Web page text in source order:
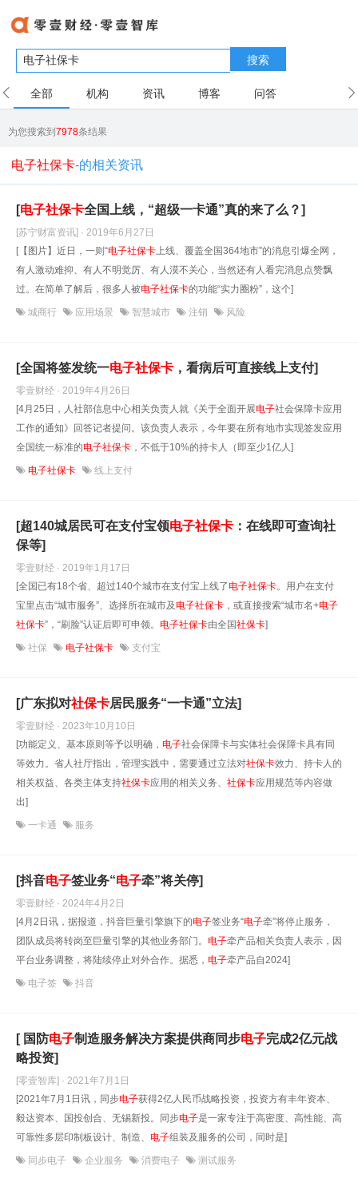
搜索
全部 机构 资讯 博客 问答
为您搜索到7978条结果
电子社保卡-的相关资讯
[电子社保卡全国上线，“超级一卡通”真的来了么？]
[苏宁财富资讯] · 2019年6月27日
[【图片】近日，一则“电子社保卡上线、覆盖全国364地市”的消息引爆全网，
有人激动难抑、有人不明觉厉、有人漠不关心，当然还有人看完消息点赞飘
过。在简单了解后，很多人被电子社保卡的功能“实力圈粉”，这个]
城商行 应用场景 智慧城市 注销 风险
[全国将签发统一电子社保卡 ，看病后可直接线上支付]
零壹财经 · 2019年4月26日
[4月25日，人社部信息中心相关负责人就《关于全面开展电子社会保障卡应用
工作的通知》回答记者提问。该负责人表示，今年要在所有地市实现签发应用
全国统一标准的电子社保卡 ，不低于10%的持卡人（即至少1亿人]
电子社保卡 线上支付
[超140城居民可在支付宝领电子社保卡 ：在线即可查询社
保等]
零壹财经 · 2019年1月17日
[全国已有18个省、超过140个城市在支付宝上线了电子社保卡。用户在支付
宝里点击“城市服务”、选择所在城市及电子社保卡 ，或直接搜索“城市名+电子
社保卡”，“刷脸”认证后即可申领。 电子社保卡由全国社保卡]
社保 电子社保卡 支付宝
[广东拟对社保卡居民服务“一卡通”立法]
零壹财经 · 2023年10月10日
[功能定义、基本原则等予以明确， 电子社会保障卡与实体社会保障卡具有同
等效力。省人社厅指出，管理实践中，需要通过立法对社保卡效力、持卡人的
相关权益、各类主体支持社保卡应用的相关义务、 社保卡应用规范等内容做
出]
一卡通 服务
[抖音电子签业务“电子牵”将关停]
零壹财经 · 2024年4月2日
[4月2日讯，据报道，抖音巨量引擎旗下的电子签业务“电子牵”将停止服务，
团队成员将转岗至巨量引擎的其他业务部门。 电子牵产品相关负责人表示，因
平台业务调整，将陆续停止对外合作。据悉， 电子牵产品自2024]
电子签 抖音
[ 国防电子制造服务解决方案提供商同步电子完成2亿元战
略投资]
[零壹智库] · 2021年7月1日
[2021年7月1日讯，同步电子获得2亿人民币战略投资，投资方有丰年资本、
毅达资本、国投创合、无锡新投。同步电子是一家专注于高密度、高性能、高
可靠性多层印制板设计、制造、 电子组装及服务的公司，同时是]
同步电子 企业服务 消费电子 测试服务